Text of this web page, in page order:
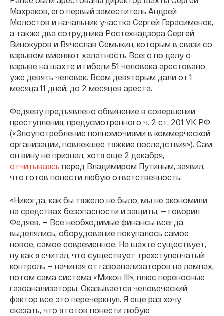
Махраков, его первый заместитель Андрей
Молостов и начальник участка Сергей Герасименок,
а также два сотрудника Ростехнадзора Сергей
Винокуров и Вячеслав Семыкин, которым в связи со
взрывом вменяют халатность Всего по делу о
взрыве на шахте и гибели 51 человека арестовано
уже девять человек. Всем девятерым дали от 1
месяца 11 дней, до 2 месяцев ареста.
Федяеву предъявлено обвинение в совершении
преступления, предусмотренного ч. 2 ст. 201 УК РФ
(«Злоупотребление полномочиями в коммерческой
организации, повлекшее тяжкие последствия»). Сам
он вину не признал, хотя еще 2 декабря,
отчитываясь перед Владимиром Путиным, заявил,
что готов понести любую ответственность.
«Никогда, как бы тяжело не было, мы не экономили
на средствах безопасности и защиты, — говорил
Федяев. — Все необходимые финансы всегда
выделялись, оборудование покупалось самое
новое, самое современное. На шахте существует,
ну как я считал, что существует трехступенчатый
контроль — начиная от газоанализаторов на лампах,
потом сама система «Микон III», плюс переносные
газоанализаторы. Оказывается человеческий
фактор все это перечеркнул. Я еще раз хочу
сказать, что я готов понести любую